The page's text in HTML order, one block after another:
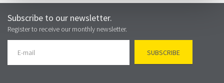
Subscribe to our newsletter.
Register to receive our monthly newsletter.